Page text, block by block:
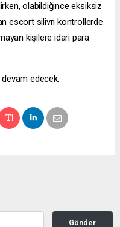
olabildiğince eksiksiz
escort silivri kontrollerde
kişilere idari para
edecek.
Gönder